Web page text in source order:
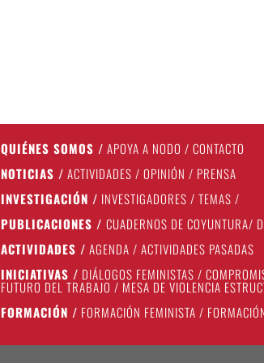
QUIÉNES SOMOS / APOYA A NODO /CONTACTO
NOTICIAS / ACTIVIDADES /OPINIÓN / PRENSA
INVESTIGACIÓN / INVESTIGADORES /TEMAS /
PUBLICACIONES /CUADERNOS DE COYUNTURA/
ACTIVIDADES / AGENDA /ACTIVIDADES PASADAS
INICIATIVAS / DIÁLOGOS FEMINISTAS /
FUTURO DEL TRABAJO / MESA DE VIOLENCIA
FORMACIÓN / FORMACIÓN FEMINISTA /